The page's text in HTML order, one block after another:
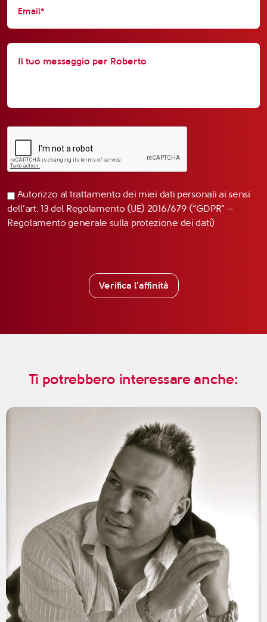
Autorizzo al trattamento dei miei dati personali ai sensi
dell’art. 13 del Regolamento (UE) 2016/679 (“GDPR” –
Regolamento generale sulla protezione dei dati)
Verifica l'affinità
Ti potrebbero interessare anche: